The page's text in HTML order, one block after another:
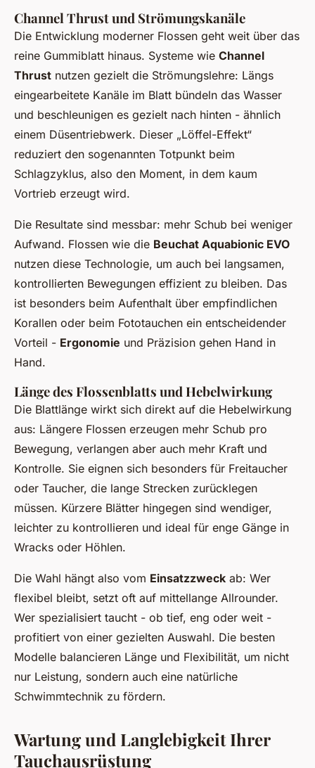
Channel Thrust und Strömungskanäle
Die Entwicklung moderner Flossen geht weit über das
reine Gummiblatt hinaus. Systeme wie Channel
Thrust nutzen gezielt die Strömungslehre: Längs
eingearbeitete Kanäle im Blatt bündeln das Wasser
und beschleunigen es gezielt nach hinten - ähnlich
einem Düsentriebwerk. Dieser „Löffel-Effekt“
reduziert den sogenannten Totpunkt beim
Schlagzyklus, also den Moment, in dem kaum
Vortrieb erzeugt wird.
Die Resultate sind messbar: mehr Schub bei weniger
Aufwand. Flossen wie die Beuchat Aquabionic EVO
nutzen diese Technologie, um auch bei langsamen,
kontrollierten Bewegungen effizient zu bleiben. Das
ist besonders beim Aufenthalt über empfindlichen
Korallen oder beim Fototauchen ein entscheidender
Vorteil - Ergonomie und Präzision gehen Hand in
Hand.
Länge des Flossenblatts und Hebelwirkung
Die Blattlänge wirkt sich direkt auf die Hebelwirkung
aus: Längere Flossen erzeugen mehr Schub pro
Bewegung, verlangen aber auch mehr Kraft und
Kontrolle. Sie eignen sich besonders für Freitaucher
oder Taucher, die lange Strecken zurücklegen
müssen. Kürzere Blätter hingegen sind wendiger,
leichter zu kontrollieren und ideal für enge Gänge in
Wracks oder Höhlen.
Die Wahl hängt also vom Einsatzzweck ab: Wer
flexibel bleibt, setzt oft auf mittellange Allrounder.
Wer spezialisiert taucht - ob tief, eng oder weit -
profitiert von einer gezielten Auswahl. Die besten
Modelle balancieren Länge und Flexibilität, um nicht
nur Leistung, sondern auch eine natürliche
Schwimmtechnik zu fördern.
Wartung und Langlebigkeit Ihrer
Tauchausrüstung